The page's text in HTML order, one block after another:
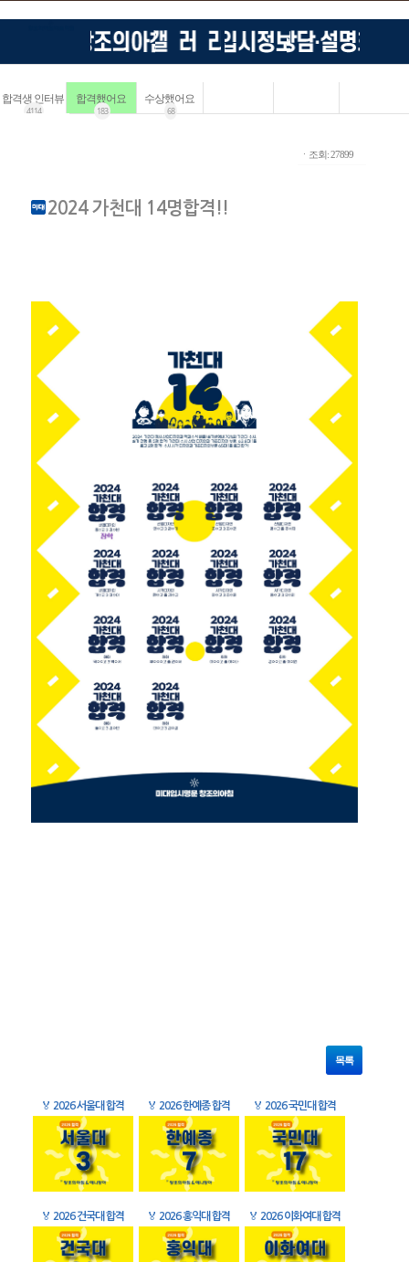
합격생 인터뷰
4114
합격했어요
183
수상했어요
68
ㆍ조회: 27899
2024 가천대 14명합격!!
목록
🏅 2026 서울대 합격 🏅 2026 한예종 합격 🏅 2026 국민대 합격
🏅 2026 건국대 합격 🏅 2026 홍익대 합격 🏅 2026 이화여대 합격